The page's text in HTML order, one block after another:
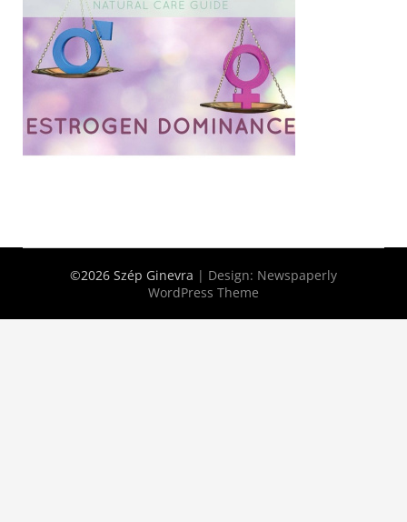
©2026 Szép Ginevra | Design: Newspaperly
WordPress Theme